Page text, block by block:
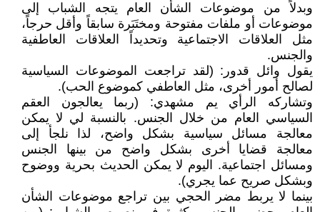
وبدلاً من موضوعات الشأن العام يتجه الشباب إلى
موضوعات أو ملفات مفتوحة ومختَبَرة سابقاً وأقل حرجاً،
مثل العلاقات الاجتماعية وتحديداً العلاقات العاطفية
والجنس.
يقول وائل قدور: (لقد تراجعت الموضوعات السياسية
لصالح أمور أخرى، مثل العاطفي كموضوع الحب).
وتشاركه الرأي يم مشهدي: (ربما يعالجون العقم
السياسي العام من خلال الجنس. بالنسبة لي لا يمكن
معالجة مسائل سياسية بشكل واضح، لذا نلجأ إلى
معالجة قضايا أخرى بشكل واضح من بينها الجنس
ومسائل اجتماعية. اليوم لا يمكن الحديث بحرية ووضوح
وبشكل صريح عما يجري).
بينما لا يربط مضر الحجي بين تراجع موضوعات الشأن